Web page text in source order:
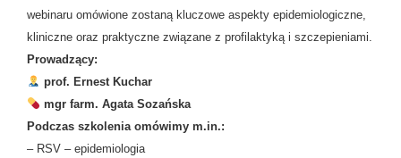
webinaru omówione zostaną kluczowe aspekty epidemiologiczne,
kliniczne oraz praktyczne związane z profilaktyką i szczepieniami.
Prowadzący:
prof. Ernest Kuchar
mgr farm. Agata Sozańska
Podczas szkolenia omówimy m.in.:
– RSV – epidemiologia